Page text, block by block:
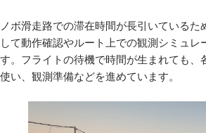
ノボ滑走路での滞在時間が長引いているた
して動作確認やルート上での観測シミュレ
す。フライトの待機で時間が生まれても、
使い、観測準備などを進めています。